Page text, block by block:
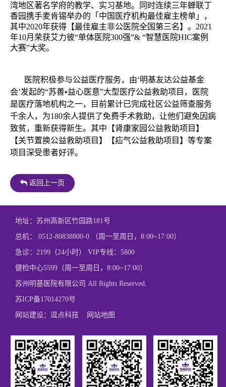
湾地区著名学府的教学、实习基地。同时连续三年蝉联丁
香园携手麦肯锡举办的「中国医疗机构最佳雇主榜单」，
其中2020年获得【最佳雇主非公医院全国第三名】。2021
年10月荣获艾力彼“单体医院300强”& “智慧医院HIC案例
大赛”大奖。
医院积极参与公益医疗服务，由‘明基友达公益基金
会’发起的“苏善•益心医意”大型医疗公益救助项目，医院
是医疗落地机构之一，目前累计已完成社区公益筛查服务
千余人，为180余人提供了免费手术救助，让他们避免因病
致贫，重新获得新生。其中【肾康家园公益救助项目】
【关节置换公益救助项目】【疝气公益救助项目】等专案
项目深受患者好评。
返回上一页
地址：苏州高新区竹园路181号
总机： 0512-80838800-0 （周一至周日，8:00~17:00）
急诊：2199（24小时） VIP专线：5800
健检中心5599（周一至周日，8:00~17:00）
苏州明基医院有限公司 All Rights Reserved.
苏ICP备17014270号
网站建设： 逗点科技 网站地图